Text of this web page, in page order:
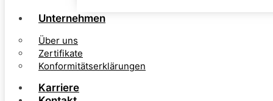
Unternehmen
Über uns
Zertifikate
Konformitätserklärungen
Karriere